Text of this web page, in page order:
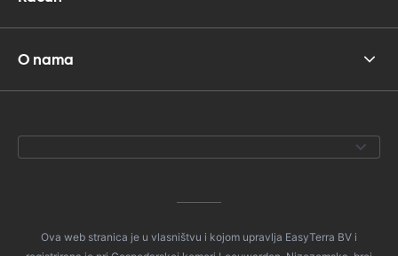
O nama
Ova web stranica je u vlasništvu i kojom upravlja EasyTerra BV i